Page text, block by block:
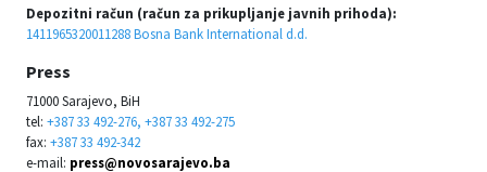
Depozitni račun (račun za prikupljanje javnih prihoda):
1411965320011288 Bosna Bank International d.d.
Press
71000 Sarajevo, BiH
tel: +387 33 492-276, +387 33 492-275
fax: +387 33 492-342
e-mail: press@novosarajevo.ba